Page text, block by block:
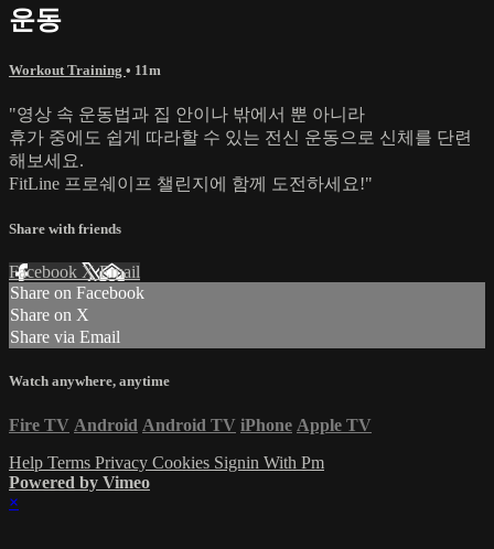
운동
Workout Training • 11m
"영상 속 운동법과 집 안이나 밖에서 뿐 아니라
휴가 중에도 쉽게 따라할 수 있는 전신 운동으로 신체를 단련
해보세요.
FitLine 프로쉐이프 챌린지에 함께 도전하세요!"
Share with friends
Facebook XEmail
Share on Facebook
Share on X
Share via Email
Watch anywhere, anytime
Fire TV Android Android TV iPhone Apple TV
Help Terms Privacy Cookies Signin With Pm
Powered by Vimeo
×